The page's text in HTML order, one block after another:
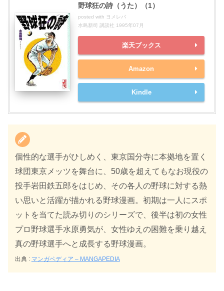
野球狂の詩（うた）（1）
posted with ヨメレバ
水島新司 講談社 1995年07月
楽天ブックス
Amazon
Kindle
個性的な選手がひしめく、東京国分寺に本拠地を置く
球団東京メッツを舞台に、50歳を超えてもなお現役の
投手岩田鉄五郎をはじめ、その各人の野球に対する熱
い思いと活躍が描かれる野球漫画。初期は一人にスポ
ットを当てた読み切りのシリーズで、後半は初の女性
プロ野球選手水原勇気が、女性ゆえの困難を乗り越え
真の野球選手へと成長する野球漫画。
出典 : マンガペディア – MANGAPEDIA